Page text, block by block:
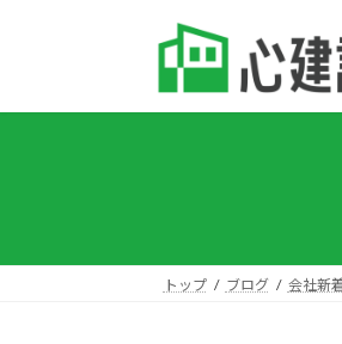
プ
動
トップ ブログ 会社新